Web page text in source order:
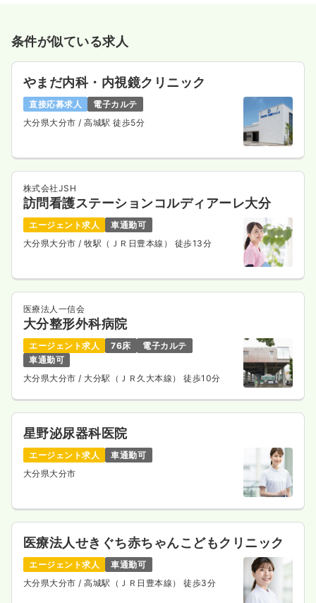
条件が似ている求人
やまだ内科・内視鏡クリニック
直接応募求人
電子カルテ
大分県大分市 / 高城駅 徒歩5分
株式会社JSH
訪問看護ステーションコルディアーレ大分
エージェント求人
車通勤可
大分県大分市 / 牧駅（ＪＲ日豊本線） 徒歩13分
医療法人一信会
大分整形外科病院
エージェント求人 76床
電子カルテ
車通勤可
大分県大分市/ 大分駅（ＪＲ久大本線） 徒歩10分
星野泌尿器科医院
エージェント求人
車通勤可
大分県大分市
医療法人せきぐち赤ちゃんこどもクリニック
エージェント求人
車通勤可
大分県大分市 / 高城駅（ＪＲ日豊本線） 徒歩3分